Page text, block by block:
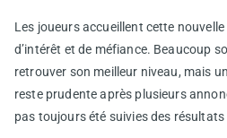
Les joueurs accueillent cette
d’intérêt et de méfiance. Beaucoup
retrouver son meilleur niveau, mais
reste prudente après plusieurs
pas toujours été suivies des résultats